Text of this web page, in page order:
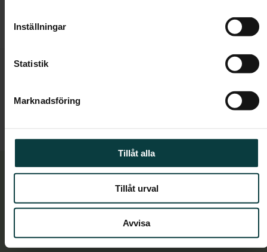
Inställningar
Statistik
Marknadsföring
Tillåt alla
Tillåt urval
Avvisa
Mitt i Arenastaden
Nära stadens puls, natur och framtidens
kommunikationer.